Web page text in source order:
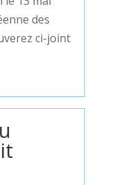
des
ci-joint